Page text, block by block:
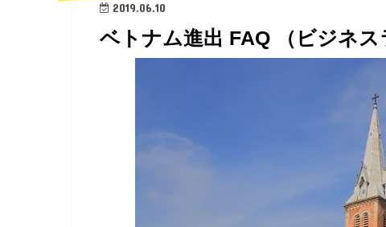
2019.06.10
ベトナム進出 FAQ （ビジネス